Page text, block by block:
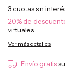
3 cuotas sin
20% de
virtuales
Ver más detalles
Envío gratis